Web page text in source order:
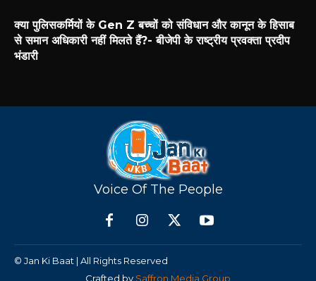
क्या पुलिसकर्मियों के Gen Z बच्चों को संविधान और कानून के हिसाब
से समान अधिकारी नहीं मिलते हैं?- बीजेपी के राष्ट्रीय प्रवक्ता प्रदीप
भंडारी
Voice Of The People
© Jan Ki Baat | All Rights Reserved
Crafted by Saffron Media Group